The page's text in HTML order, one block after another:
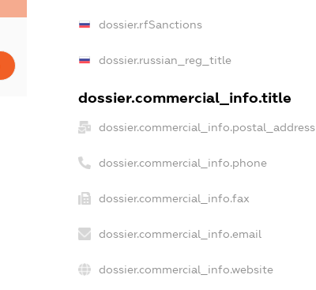
dossier.rfSanctions
dossier.russian_reg_title
dossier.commercial_info.title
dossier.commercial_info.postal_address
dossier.commercial_info.phone
dossier.commercial_info.fax
dossier.commercial_info.email
dossier.commercial_info.website